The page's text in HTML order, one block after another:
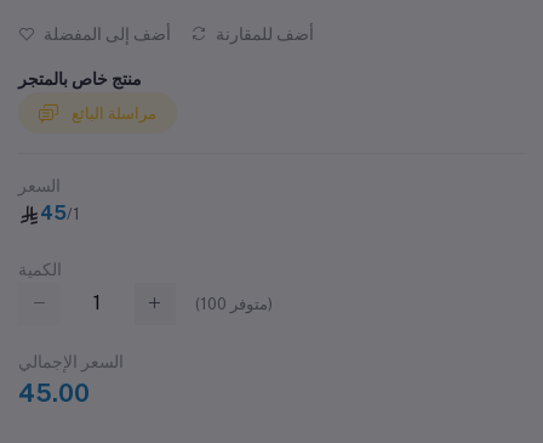
أضف إلى المفضلة أضف للمقارنة
منتج خاص بالمتجر
مراسلة البائع
السعر
45/1
الكمية
(100 متوفر)
السعر الإجمالي
45.00